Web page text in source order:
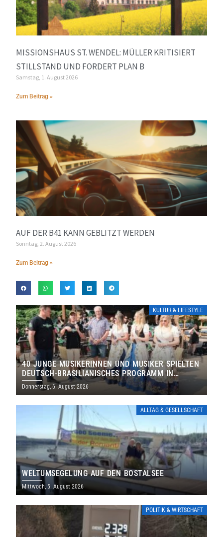
MISSIONSHAUS ST. WENDEL: MÜLLER KRITISIERT
STILLSTAND UND FORDERT PLAN B
Samstag, 1. August 2026
Zum Beitrag »
AUF DER B41 KANN GEBLITZT WERDEN
Sonntag, 2. August 2026
Zum Beitrag »
KULTUR & LIFESTYLE
40 JUNGE MUSIKERINNEN UND MUSIKER SPIELTEN
DEUTSCH-BRASILIANISCHES PROGRAMM IN
THOLEY
Donnerstag, 6. August 2026
ALLTAG & GESELLSCHAFT
WELTUMSEGELUNG AUF DEN BOSTALSEE
Mittwoch, 5. August 2026
POLITIK & WIRTSCHAFT